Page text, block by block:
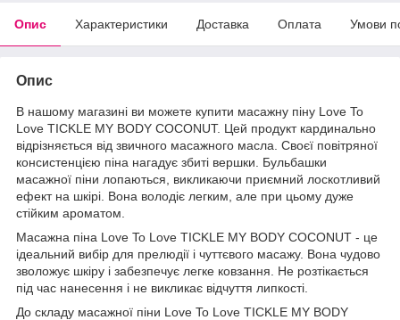
Опис Характеристики Доставка Оплата Умови
Опис
В нашому магазині ви можете купити масажну піну Love To
Love TICKLE MY BODY COCONUT. Цей продукт кардинально
відрізняється від звичного масажного масла. Своєї повітряної
консистенцією піна нагадує збиті вершки. Бульбашки
масажної піни лопаються, викликаючи приємний лоскотливий
ефект на шкірі. Вона володіє легким, але при цьому дуже
стійким ароматом.
Масажна піна Love To Love TICKLE MY BODY COCONUT - це
ідеальний вибір для прелюдії і чуттєвого масажу. Вона чудово
зволожує шкіру і забезпечує легке ковзання. Не розтікається
під час нанесення і не викликає відчуття липкості.
До складу масажної піни Love To Love TICKLE MY BODY